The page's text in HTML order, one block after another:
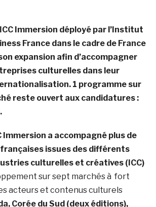
Immersion déployé par l’Institut
France dans le cadre de France
expansion afin d’accompagner
culturelles dans leur
1 programme sur
reste ouvert aux candidatures :
Immersion a accompagné plus de
issues des différents
culturelles et créatives (ICC)
sur sept marchés à fort
acteurs et contenus culturels
Corée du Sud (deux éditions),